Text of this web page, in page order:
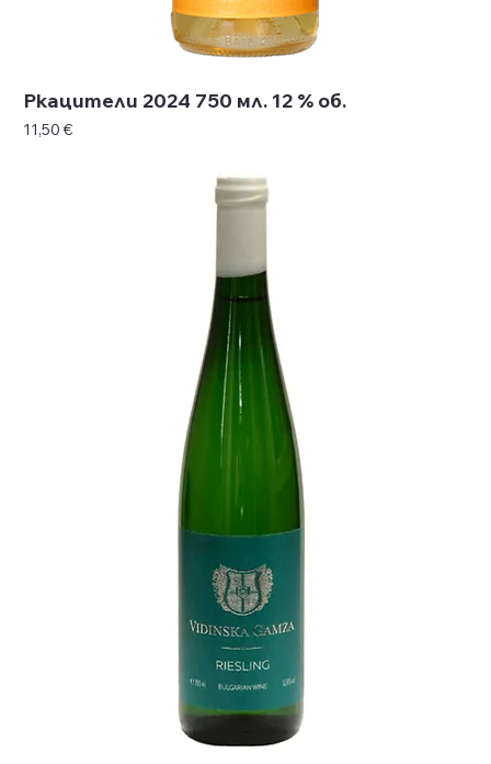
Ркацители 2024 750 мл. 12 % об.
Цена
11,50 €